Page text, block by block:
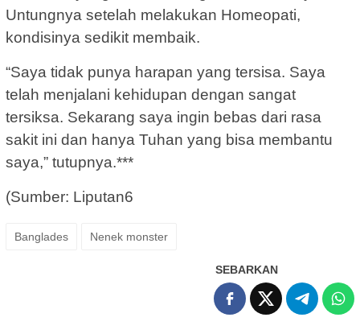
Untungnya setelah melakukan Homeopati,
kondisinya sedikit membaik.
“Saya tidak punya harapan yang tersisa. Saya
telah menjalani kehidupan dengan sangat
tersiksa. Sekarang saya ingin bebas dari rasa
sakit ini dan hanya Tuhan yang bisa membantu
saya,” tutupnya.***
(Sumber: Liputan6
Banglades Nenek monster
SEBARKAN